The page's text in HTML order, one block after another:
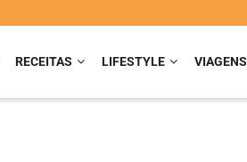
RECEITAS LIFESTYLE VIAGENS